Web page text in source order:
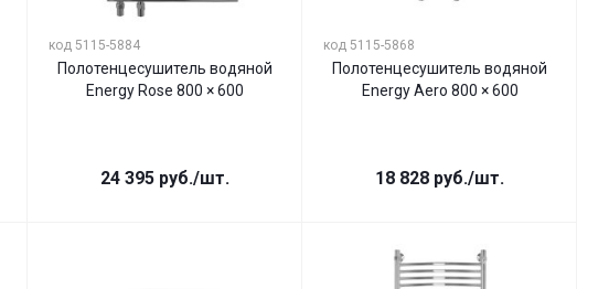
код 5115-5884
Полотенцесушитель водяной
Energy Rose 800 × 600
24 395 руб./шт.
код 5115-5868
Полотенцесушитель водяной
Energy Aero 800 × 600
18 828 руб./шт.